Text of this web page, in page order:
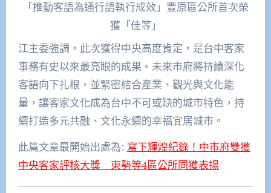
「推動客語為通行語執行成效」豐原區公所首次榮
獲「佳等」
江主委強調，此次獲得中央高度肯定，是台中客家
事務有史以來最亮眼的成果。未來市府將持續深化
客語向下扎根，並緊密結合產業、觀光與文化能
量，讓客家文化成為台中不可或缺的城市特色，持
續打造多元共融、文化永續的幸福宜居城市。
此篇文章最開始出處為: 寫下輝煌紀錄！中市府雙獲
中央客家評核大獎 東勢等4區公所同獲表揚